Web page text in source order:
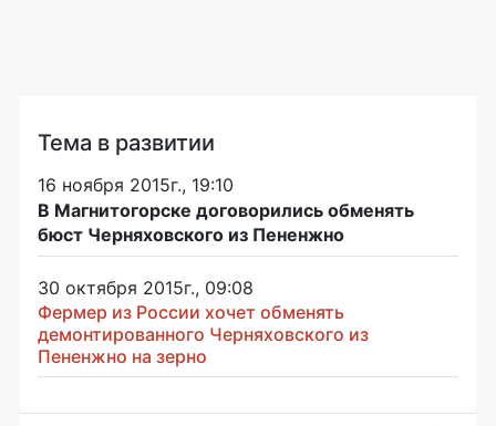
Тема в развитии
16 ноября 2015г., 19:10
В Магнитогорске договорились обменять
бюст Черняховского из Пененжно
30 октября 2015г., 09:08
Фермер из России хочет обменять
демонтированного Черняховского из
Пененжно на зерно